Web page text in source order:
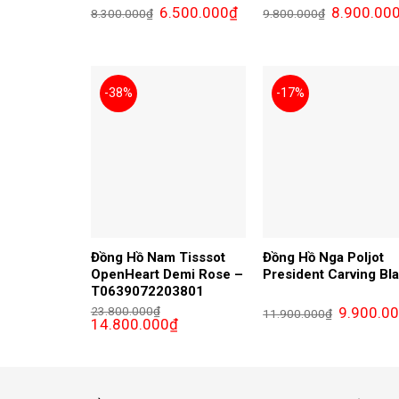
8.300.000₫ Giá
gốc
6.500.000₫Giá
hiện
9.800.000₫ Giá
gốc
-38%
Đồng Hồ Nam Tisssot
OpenHeart Demi Rose –
T0639072203801
23.800.000₫
Giá
gốc
14.800.000₫Giá
hiện
-17%
Đồng Hồ Nga Poljot
President Carving
11.900.000₫ Giá
gốc